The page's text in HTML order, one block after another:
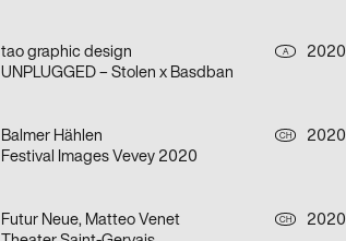
tao graphic design A
2020
UNPLUGGED – Stolen x Basdban
Balmer Hählen CH
2020
Festival Images Vevey 2020
Futur Neue, Matteo Venet CH
2020